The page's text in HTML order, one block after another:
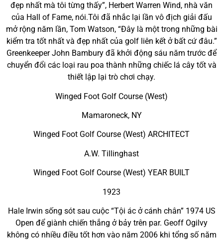
đẹp nhất mà tôi từng thấy”, Herbert Warren Wind, nhà văn
của Hall of Fame, nói.Tôi đã nhắc lại lần vô địch giải đấu
mở rộng năm lần, Tom Watson, “Đây là một trong những bài
kiểm tra tốt nhất và đẹp nhất của golf liên kết ở bất cứ đâu.”
Greenkeeper John Bambury đã khởi động sáu năm trước để
chuyển đổi các loại rau poa thành những chiếc lá cây tốt và
thiết lập lại trò chơi chạy.
Winged Foot Golf Course (West)
Mamaroneck, NY
Winged Foot Golf Course (West) ARCHITECT
A.W. Tillinghast
Winged Foot Golf Course (West) YEAR BUILT
1923
Hale Irwin sống sót sau cuộc “Tội ác ở cánh chân” 1974 US
Open để giành chiến thắng ở bảy trên par. Geoff Ogilvy
không có nhiều điều tốt hơn vào năm 2006 khi tổng số năm